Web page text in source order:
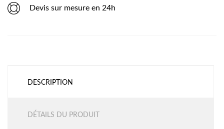
Devis sur mesure en 24h
DESCRIPTION
DÉTAILS DU PRODUIT